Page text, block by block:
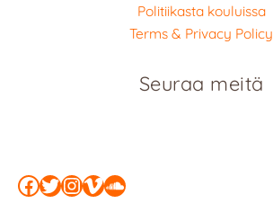
Politiikasta kouluissa
Terms & Privacy Policy
Seuraa meitä
Facebook
Twitter
Instagram
Vimeo
SoundCloud